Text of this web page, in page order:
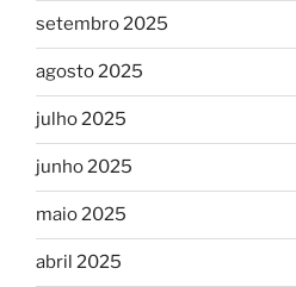
setembro 2025
agosto 2025
julho 2025
junho 2025
maio 2025
abril 2025